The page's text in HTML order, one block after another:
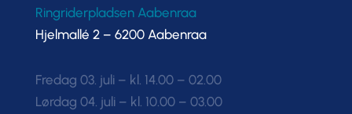
Ringriderpladsen Aabenraa
Hjelmallé 2 – 6200 Aabenraa
Fredag 03. juli – kl. 14.00 – 02.00
Lørdag 04. juli – kl. 10.00 – 03.00